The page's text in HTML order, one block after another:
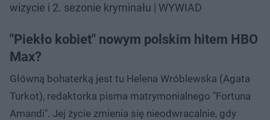
wizycie i 2. sezonie kryminału | WYWIAD
"Piekło kobiet" nowym polskim hitem HBO
Max?
Główną bohaterką jest tu Helena Wróblewska (Agata
Turkot), redaktorka pisma matrymonialnego "Fortuna
Amandi". Jej życie zmienia się nieodwracalnie, gdy